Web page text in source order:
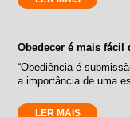
Obedecer é mais fácil
“Obediência é
a importância de uma
LER MAIS